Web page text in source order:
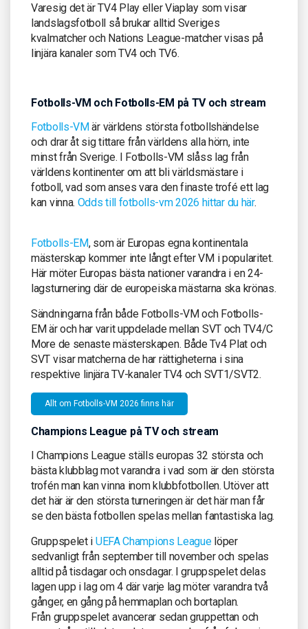
Varesig det är TV4 Play eller Viaplay som visar
landslagsfotboll så brukar alltid Sveriges
kvalmatcher och Nations League-matcher visas på
linjära kanaler som TV4 och TV6.
Fotbolls-VM och Fotbolls-EM på TV och stream
Fotbolls-VMär världens största fotbollshändelse
och drar åt sig tittare från världens alla hörn, inte
minst från Sverige. I Fotbolls-VM slåss lag från
världens kontinenter om att bli världsmästare i
fotboll, vad som anses vara den finaste trofé ett lag
kan vinna. Odds till fotbolls-vm 2026 hittar du här.
Fotbolls-EM, som är Europas egna kontinentala
mästerskap kommer inte långt efter VM i popularitet.
Här möter Europas bästa nationer varandra i en 24-
lagsturnering där de europeiska mästarna ska krönas.
Sändningarna från både Fotbolls-VM och Fotbolls-
EM är och har varit uppdelade mellan SVT och TV4/C
More de senaste mästerskapen. Både Tv4 Plat och
SVT visar matcherna de har rättigheterna i sina
respektive linjära TV-kanaler TV4 och SVT1/SVT2.
Allt om Fotbolls-VM 2026 finns här
Champions League på TV och stream
I Champions League ställs europas 32 största och
bästa klubblag mot varandra i vad som är den största
trofén man kan vinna inom klubbfotbollen. Utöver att
det här är den största turneringen är det här man får
se den bästa fotbollen spelas mellan fantastiska lag.
Gruppspelet i UEFA Champions Leaguelöper
sedvanligt från september till november och spelas
alltid på tisdagar och onsdagar. I gruppspelet delas
lagen upp i lag om 4 där varje lag möter varandra två
gånger, en gång på hemmaplan och bortaplan.
Från gruppspelet avancerar sedan gruppettan och